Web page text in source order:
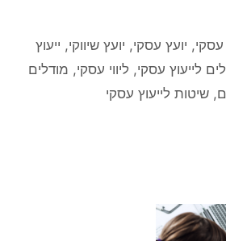
עסקי, יועץ עסקי, יועץ שיווקי, ייעוץ
לייעוץ עסקי, ליווי עסקי, מודלים
, שיטות לייעוץ עסקי